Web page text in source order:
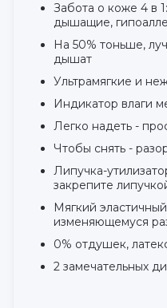
Забота о коже 4 в
дышащие,
На 50% тоньше,
дышат
Ультрамягкие и
Индикатор влаги
Легко надеть -
Чтобы снять -
Липучка-
закрепите
Мягкий
изменяющемуся
0% отдушек,
2 замечательных